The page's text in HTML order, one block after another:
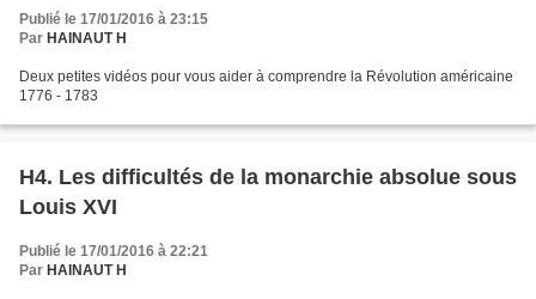
Publié le 17/01/2016 à 23:15
Par HAINAUT H
Deux petites vidéos pour vous aider à comprendre la Révolution américaine
1776 - 1783
H4. Les difficultés de la monarchie absolue sous
Louis XVI
Publié le 17/01/2016 à 22:21
Par HAINAUT H